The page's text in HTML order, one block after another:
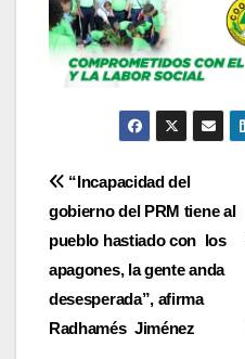
Navegación
de
entradas
“Incapacidad del
gobierno del PRM tiene al
pueblo hastiado con los
apagones, la gente anda
desesperada”, afirma
Radhamés Jiménez